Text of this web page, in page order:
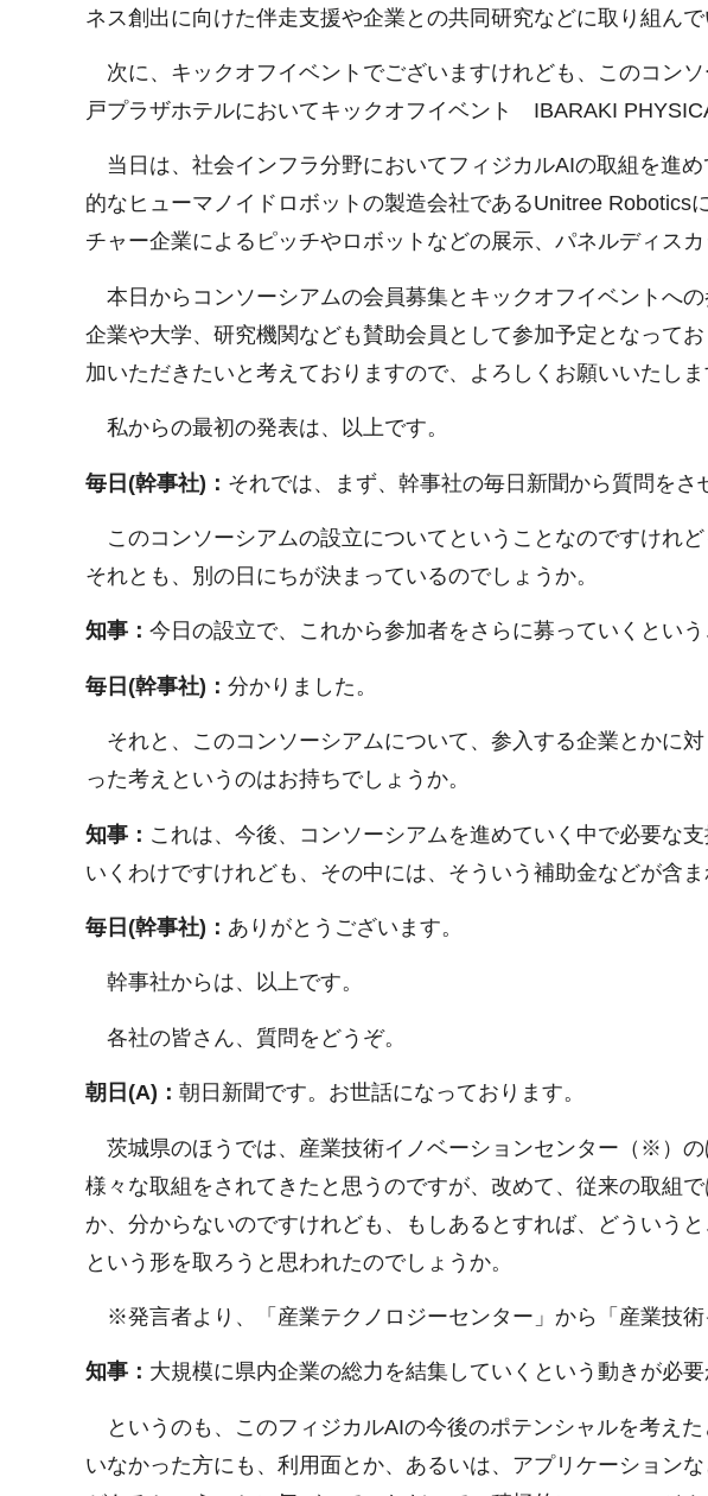
ネス創出に向けた伴走支援や企業との共同研究などに取り組んで
次に、キックオフイベントでございますけれども、このコン
戸プラザホテルにおいてキックオフイベント IBARAKI
当日は、社会インフラ分野においてフィジカルAIの取組を進
的なヒューマノイドロボットの製造会社であるUnitree Robotics
チャー企業によるピッチやロボットなどの展示、パネルディス
本日からコンソーシアムの会員募集とキックオフイベントへ
企業や大学、研究機関なども賛助会員として参加予定となって
加いただきたいと考えておりますので、よろしくお願いいたしま
私からの最初の発表は、以上です。
毎日(幹事社)： それでは、まず、幹事社の毎日新聞から質問をさ
このコンソーシアムの設立についてということなのですけれ
それとも、別の日にちが決まっているのでしょうか。
知事： 今日の設立で、これから参加者をさらに募っていくという
毎日(幹事社)： 分かりました。
それと、このコンソーシアムについて、参入する企業とかに
った考えというのはお持ちでしょうか。
知事： これは、今後、コンソーシアムを進めていく中で必要な
いくわけですけれども、その中には、そういう補助金などが含
毎日(幹事社)： ありがとうございます。
幹事社からは、以上です。
各社の皆さん、質問をどうぞ。
朝日(A)： 朝日新聞です。お世話になっております。
茨城県のほうでは、産業技術イノベーションセンター（※）
様々な取組をされてきたと思うのですが、改めて、従来の取組
か、分からないのですけれども、もしあるとすれば、どういう
という形を取ろうと思われたのでしょうか。
※発言者より、「産業テクノロジーセンター」から「産業技
知事： 大規模に県内企業の総力を結集していくという動きが必
というのも、このフィジカルAIの今後のポテンシャルを考え
いなかった方にも、利用面とか、あるいは、アプリケーション